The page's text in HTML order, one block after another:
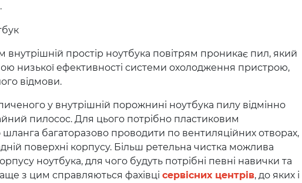
простір ноутбука повітрям проникає пил, який
низької ефективності системи охолодження пристрою,
відмови.
у внутрішній порожнині ноутбука пилу відмінно
пилосос. Для цього потрібно пластиковим
багаторазово проводити по вентиляційних отворах,
поверхні корпусу. Більш ретельна чистка можлива
ноутбука, для чого будуть потрібні певні навички та
з цим справляються фахівці сервісних центрів, до яких і